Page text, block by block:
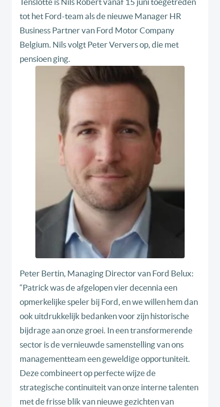
Tenslotte is Nils Robert vanaf 15 juni toegetreden
tot het Ford-team als de nieuwe Manager HR
Business Partner van Ford Motor Company
Belgium. Nils volgt Peter Ververs op, die met
pensioen ging.
Peter Bertin, Managing Director van Ford Belux:
“Patrick was de afgelopen vier decennia een
opmerkelijke speler bij Ford, en we willen hem dan
ook uitdrukkelijk bedanken voor zijn historische
bijdrage aan onze groei. In een transformerende
sector is de vernieuwde samenstelling van ons
managementteam een geweldige opportuniteit.
Deze combineert op perfecte wijze de
strategische continuïteit van onze interne talenten
met de frisse blik van nieuwe gezichten van